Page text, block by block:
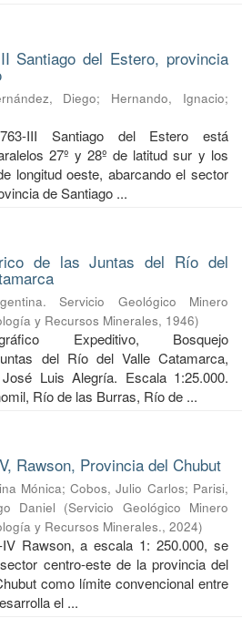
Santiago del Estero, provincia
Diego; Hernando, Ignacio;
III Santiago del Estero está
27º y 28º de latitud sur y los
longitud oeste, abarcando el sector
de Santiago ...
de las Juntas del Río del
Servicio Geológico Minero
y Recursos Minerales, 1946)
Expeditivo, Bosquejo
del Río del Valle Catamarca,
Luis Alegría. Escala 1:25.000.
Río de las Burras, Río de ...
Rawson, Provincia del Chubut
Mónica;Cobos, Julio Carlos; Parisi,
Daniel (Servicio Geológico Minero
y Recursos Minerales., 2024)
Rawson, a escala 1: 250.000, se
centro-este de la provincia del
como límite convencional entre
el ...